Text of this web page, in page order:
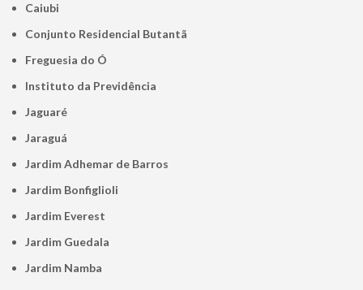
Caiubi
Conjunto Residencial Butantã
Freguesia do Ó
Instituto da Previdência
Jaguaré
Jaraguá
Jardim Adhemar de Barros
Jardim Bonfiglioli
Jardim Everest
Jardim Guedala
Jardim Namba